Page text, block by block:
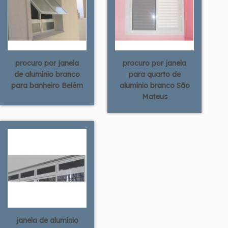
procuro por janela
de alumínio branco
para banheiro Belém
procuro por janela
para quarto de
alumínio branco São
Mateus
janela de alumínio